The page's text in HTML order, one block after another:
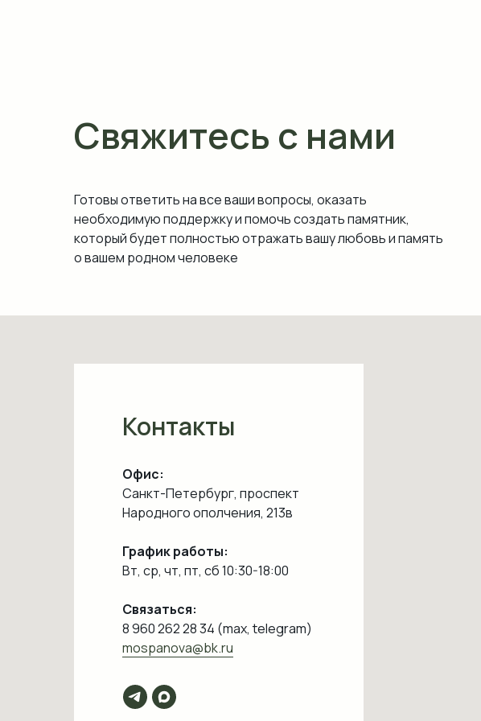
Свяжитесь с нами
Готовы ответить на все ваши вопросы, оказать
необходимую поддержку и помочь создать памятник,
который будет полностью отражать вашу любовь и память
о вашем родном человеке
Контакты
Офис:
Санкт-Петербург, проспект
Народного ополчения, 213в
График работы:
Вт, ср, чт, пт, сб 10:30-18:00
Связаться:
8 960 262 28 34 (max, telegram)
mospanova@bk.ru